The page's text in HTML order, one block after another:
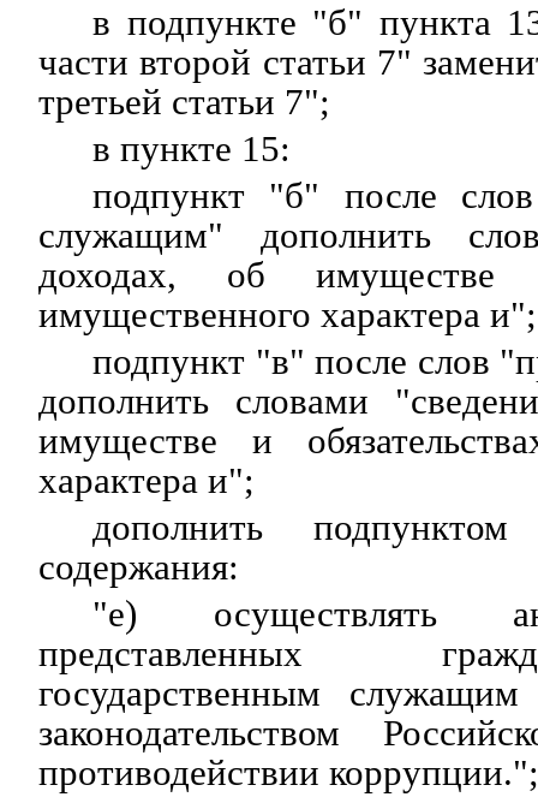
в подпункте "б" пункта
части второй статьи 7"
третьей статьи 7";
в пункте 15:
подпункт "б" после слов
служащим" дополнить
доходах, об имуществе и
имущественного характера и";
подпункт "в" после слов
дополнить словами
имуществе и
характера и";
дополнить
содержания:
"е) осуществлять
представленных
государственным
законодательством
противодействии коррупции.";